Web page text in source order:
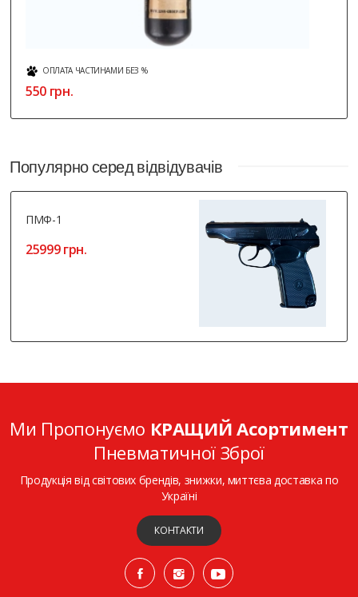
ОПЛАТА ЧАСТИНАМИ БЕЗ %
250 грн.
Популярно серед відвідувачів
ПМФ-1
25999 грн.
Ми Пропонуємо КРАЩИЙ Асортимент
Пневматичної Зброї
Продукція від світових брендів, знижки, миттєва доставка по
Україні
КОНТАКТИ